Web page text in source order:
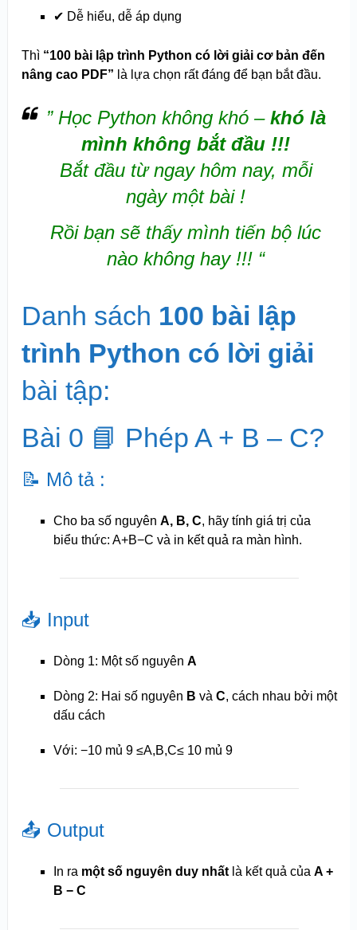
✔ Dễ hiểu, dễ áp dụng
Thì “100 bài lập trình Python có lời giải cơ bản đến
nâng cao PDF” là lựa chọn rất đáng để bạn bắt đầu.
” Học Python không khó – khó là
mình không bắt đầu !!!
Bắt đầu từ ngay hôm nay, mỗi
ngày một bài !
Rồi bạn sẽ thấy mình tiến bộ lúc
nào không hay !!! “
Danh sách 100 bài lập
trình Python có lời giải
bài tập:
Bài 0 📘 Phép A + B – C?
📝 Mô tả :
Cho ba số nguyên A, B, C, hãy tính giá trị của
biểu thức: A+B−C và in kết quả ra màn hình.
📥 Input
Dòng 1: Một số nguyên A
Dòng 2: Hai số nguyên B và C, cách nhau bởi một
dấu cách
Với: −10 mủ 9 ≤A,B,C≤ 10 mủ 9
📤 Output
In ra một số nguyên duy nhấtlà kết quả của A +
B − C